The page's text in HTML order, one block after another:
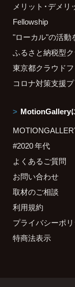
メリット・デメリ
Fellowship
"ローカル"の活動
ふるさと納税型
東京都クラウド
コロナ対策支援
MotionGallery
#2020 年代
よくあるご質問
お問い合わせ
取材のご相談
利用規約
プライバシーポ
特商法表示